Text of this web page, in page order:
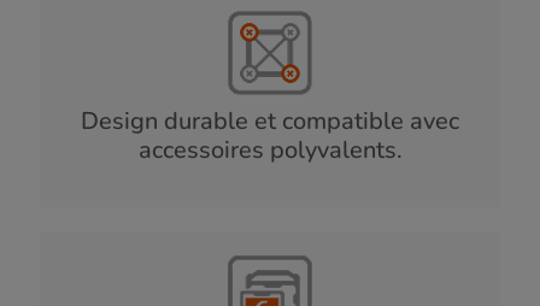
Design durable et compatible avec
accessoires polyvalents.